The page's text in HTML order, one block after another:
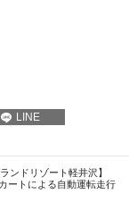
LINE
ンドリゾート軽井沢】
ートによる自動運転走行